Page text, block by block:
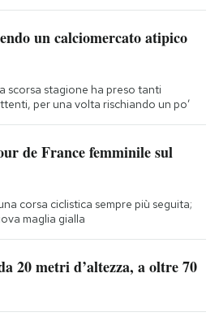
un calciomercato atipico
scorsa stagione ha preso tanti
per una volta rischiando un po’
de France femminile sul
corsa ciclistica sempre più seguita;
maglia gialla
20 metri d’altezza, a oltre 70